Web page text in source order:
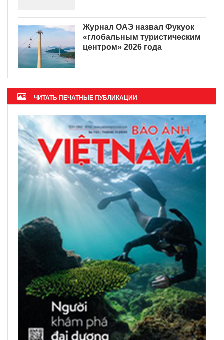
Журнал ОАЭ назвал Фукуок
«глобальным туристическим
центром» 2026 года
ЧИТАТЬ ПЕЧАТНЫЕ ПУБЛИКАЦИИ